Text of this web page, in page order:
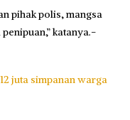
pihak polis, mangsa
katanya.-
juta simpanan warga